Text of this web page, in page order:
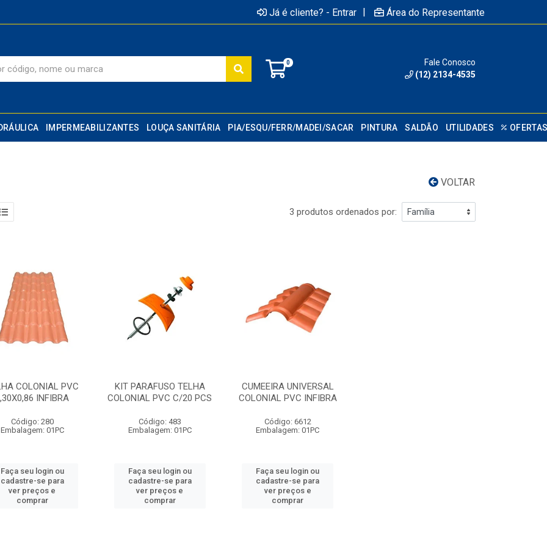
Já é cliente? - Entrar | Área do Representante
0
Fale Conosco
(12) 2134-4535
IMPERMEABILIZANTES LOUÇA SANITÁRIA PIA/ESQU/FERR/MADEI/SACAR PINTURA SALDÃO UTILIDADES
VOLTAR
3 produtos ordenados por:
COLONIAL PVC
INFIBRA
Código: 280
Embalagem: 01PC
Faça seu login ou
cadastre-se para
ver preços e
comprar
KIT PARAFUSO TELHA
COLONIAL PVC C/20 PCS
Código: 483
Embalagem: 01PC
Faça seu login ou
cadastre-se para
ver preços e
comprar
CUMEEIRA UNIVERSAL
COLONIAL PVC INFIBRA
Código: 6612
Embalagem: 01PC
Faça seu login ou
cadastre-se para
ver preços e
comprar